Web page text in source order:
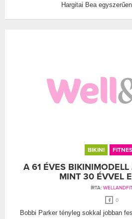
Hargitai Bea
BIKINI
A 61 ÉVES
MINT 30 ÉVVEL
ÍRTA:
0
Bobbi Parker tényleg sokkal jobban